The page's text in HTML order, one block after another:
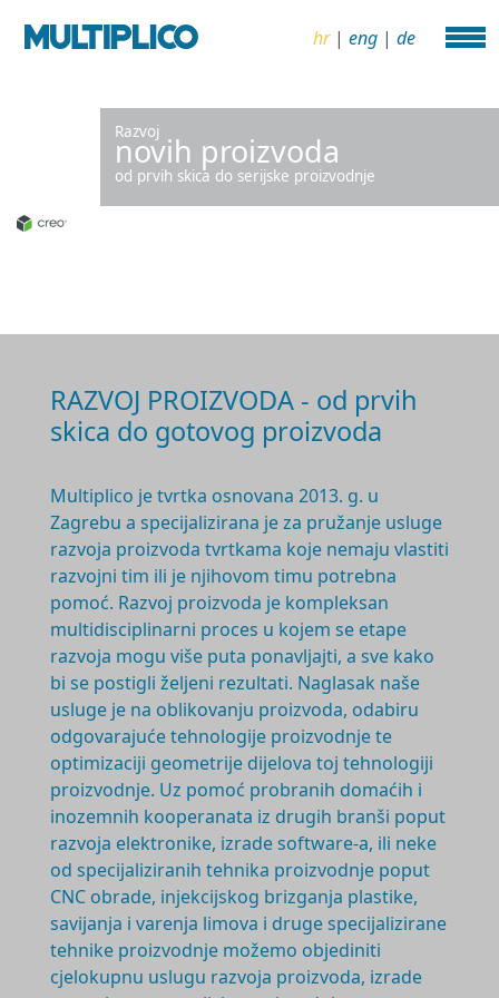
hr| eng | de
Razvoj
novih proizvoda
od prvih skica do serijske proizvodnje
RAZVOJ PROIZVODA - od prvih
skica do gotovog proizvoda
Multiplico je tvrtka osnovana 2013. g. u
Zagrebu a specijalizirana je za pružanje usluge
razvoja proizvoda tvrtkama koje nemaju vlastiti
razvojni tim ili je njihovom timu potrebna
pomoć. Razvoj proizvoda je kompleksan
multidisciplinarni proces u kojem se etape
razvoja mogu više puta ponavljajti, a sve kako
bi se postigli željeni rezultati. Naglasak naše
usluge je na oblikovanju proizvoda, odabiru
odgovarajuće tehnologije proizvodnje te
optimizaciji geometrije dijelova toj tehnologiji
proizvodnje. Uz pomoć probranih domaćih i
inozemnih kooperanata iz drugih branši poput
razvoja elektronike, izrade software-a, ili neke
od specijaliziranih tehnika proizvodnje poput
CNC obrade, injekcijskog brizganja plastike,
savijanja i varenja limova i druge specijalizirane
tehnike proizvodnje možemo objediniti
cjelokupnu uslugu razvoja proizvoda, izrade